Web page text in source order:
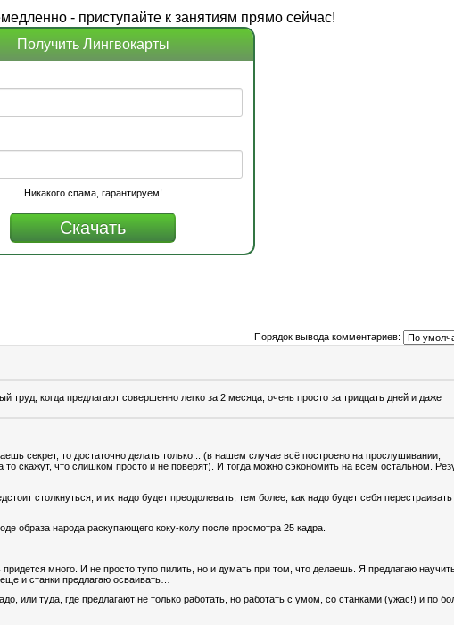
- приступайте к занятиям прямо сейчас!
Получить Лингвокарты
Никакого спама, гарантируем!
Порядок вывода комментариев:
труд, когда предлагают совершенно легко за 2 месяца, очень просто за тридцать дней и даже
секрет, то достаточно делать только... (в нашем случае всё построено на прослушивании,
скажут, что слишком просто и не поверят). И тогда можно сэкономить на всем остальном.
столкнуться, и их надо будет преодолевать, тем более, как надо будет себя перестраивать
образа народа раскупающего коку-колу после просмотра 25 кадра.
много. И не просто тупо пилить, но и думать при том, что делаешь. Я предлагаю
и станки предлагаю осваивать…
или туда, где предлагают не только работать, но работать с умом, со станками (ужас!) и по